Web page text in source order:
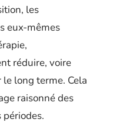
les
eux-mêmes
réduire, voire
long terme. Cela
raisonné des